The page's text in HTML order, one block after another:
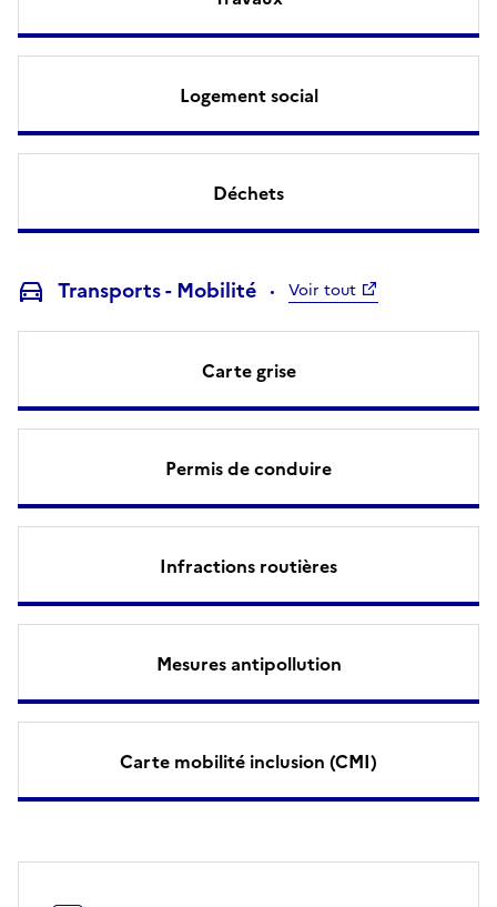
Logement social
Déchets
Transports - Mobilité Voir tout
Carte grise
Permis de conduire
Infractions routières
Mesures antipollution
Carte mobilité inclusion (CMI)